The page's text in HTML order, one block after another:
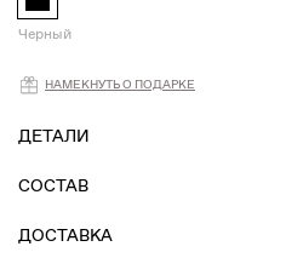
Черный
Намекнуть о подарке
НАМЕКНУТЬ О ПОДАРКЕ
ДЕТАЛИ
СОСТАВ
ДОСТАВКА